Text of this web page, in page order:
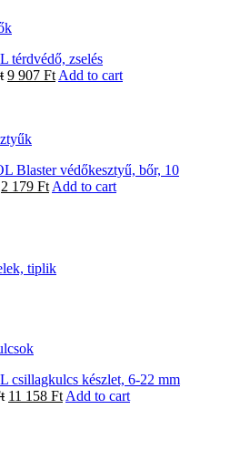
térdvédő, zselés
9 907 Ft Add to cart
Blaster védőkesztyű, bőr, 10
2 179 Ft Add to cart
tiplik
csillagkulcs készlet, 6-22 mm
11 158 Ft Add to cart